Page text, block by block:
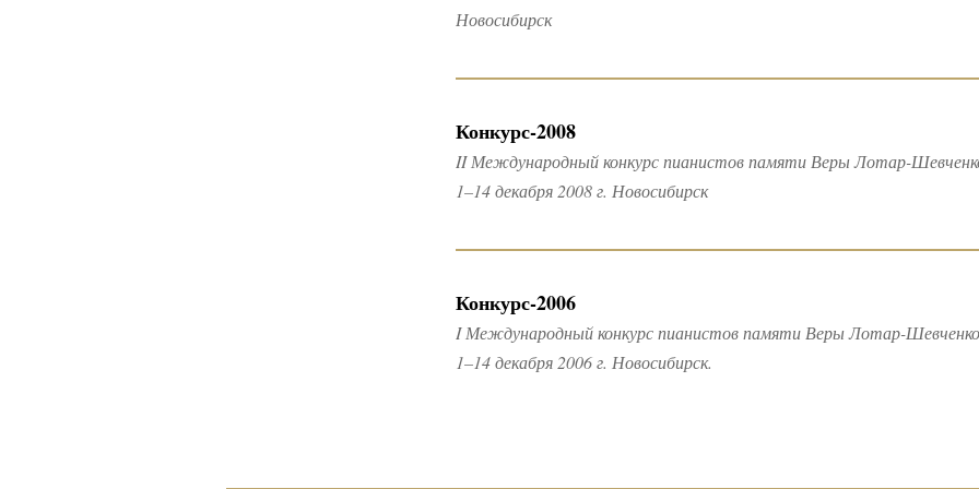
Новосибирск
Конкурс-2008
II Международный конкурс пианистов памяти Веры Лотар-
1–14 декабря 2008 г. Новосибирск
Конкурс-2006
I Международный конкурс пианистов памяти Веры Лотар-Шевченко
1–14 декабря 2006 г. Новосибирск.